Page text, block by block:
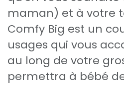
maman) et à votre
Comfy Big est un
usages qui vous
au long de votre
permettra à bébé de